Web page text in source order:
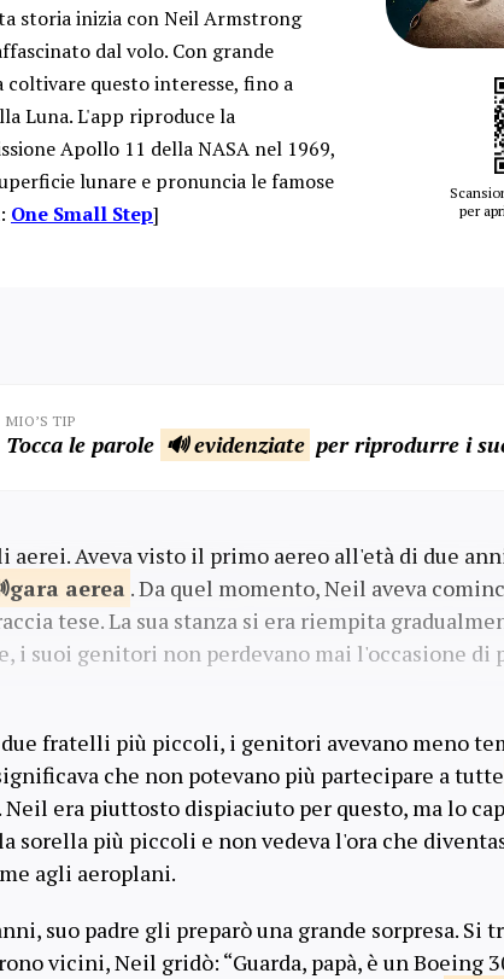
storia inizia con Neil Armstrong
dal volo. Con grande
questo interesse, fino a
Luna. L'app riproduce la
Apollo 11 della NASA nel 1969,
lunare e pronuncia le famose
One Small Step]
per
MIO’S TIP
Tocca le parole 🔊 evidenziate per riprodurre i
aerei. Aveva visto il primo aereo all'età di due
gara aerea . Da quel momento, Neil aveva
tese. La sua stanza si era riempita
i suoi genitori non perdevano mai l'occasione
fratelli più piccoli, i genitori avevano meno
che non potevano più partecipare a tutte
. Neil era piuttosto dispiaciuto per questo, ma lo
sorella più piccoli e non vedeva l'ora che
agli aeroplani.
suo padre gli preparò una grande sorpresa. Si
vicini, Neil gridò: “Guarda, papà, è un Boeing